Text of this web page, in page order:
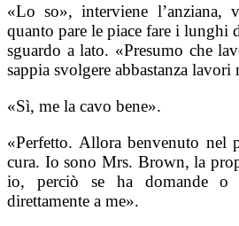
«Lo so», interviene l’anziana,
quanto pare le piace fare i lunghi
sguardo a lato. «Presumo che
sappia svolgere abbastanza lavori
«Sì, me la cavo bene».
«Perfetto. Allora benvenuto nel
cura. Io sono Mrs. Brown, la
io, perciò se ha domande o
direttamente a me».